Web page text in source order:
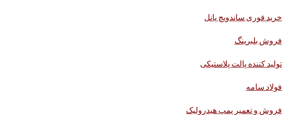
خرید فوری ساندویچ پانل
فروش بلبرینگ
تولید کننده پالت پلاستیکی
فولاد سامه
فروش و تعمیر پمپ هیدرولیک